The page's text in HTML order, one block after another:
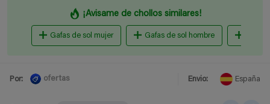
¡Avisame de chollos similares!
Gafas de sol mujer Gafas de sol hombre
Por: ofertas Envio: España